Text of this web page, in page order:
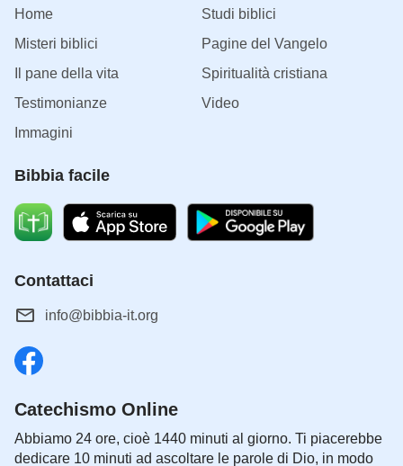
Home
Studi biblici
Misteri biblici
Pagine del Vangelo
Il pane della vita
Spiritualità cristiana
Testimonianze
Video
Immagini
Bibbia facile
Contattaci
info@bibbia-it.org
Catechismo Online
Abbiamo 24 ore, cioè 1440 minuti al giorno. Ti piacerebbe
dedicare 10 minuti ad ascoltare le parole di Dio, in modo